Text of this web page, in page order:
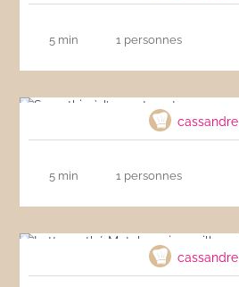
5 min 1 personnes
cassandre
5 min 1 personnes
cassandre